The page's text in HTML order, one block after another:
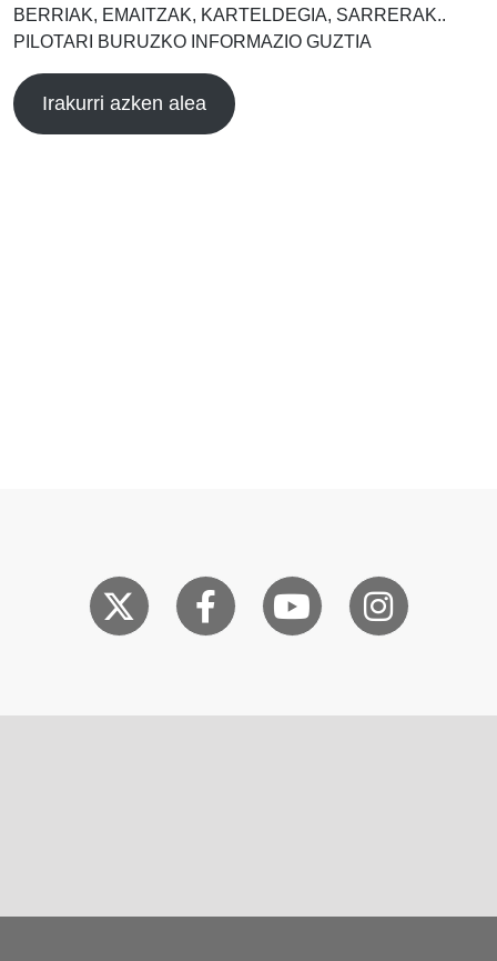
BERRIAK, EMAITZAK, KARTELDEGIA, SARRERAK..
PILOTARI BURUZKO INFORMAZIO GUZTIA
Irakurri azken alea